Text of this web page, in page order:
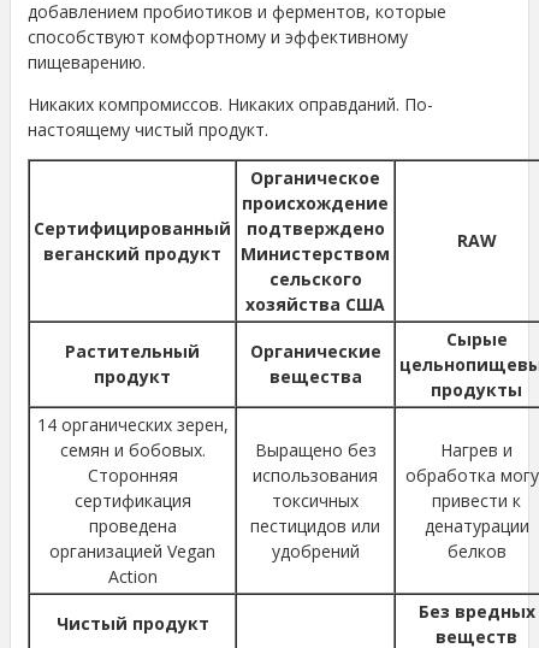
добавлением пробиотиков и ферментов, которые
способствуют комфортному и эффективному
пищеварению.
Никаких компромиссов. Никаких оправданий. По-
настоящему чистый продукт.
Сертифицированный
веганский продукт
Органическое
происхождение
подтверждено
Министерством
сельского
хозяйства США
RAW
Растительный
продукт
Органические
вещества
Сырые
продукты
14 органических зерен,
семян и бобовых.
Сторонняя
сертификация
проведена
организацией Vegan
Action
Выращено без
использования
токсичных
пестицидов или
удобрений
Нагрев и
обработка
привести к
денатурации
белков
Чистый продукт
Без вредных
веществ